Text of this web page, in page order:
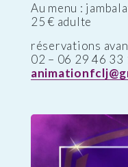
Au menu :
25 € adulte
réservations
02 – 06 29 46 33